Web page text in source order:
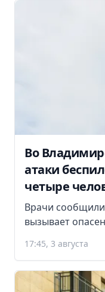
Во
атаки
четыре
Врачи
вызывает
17:45, 3 августа